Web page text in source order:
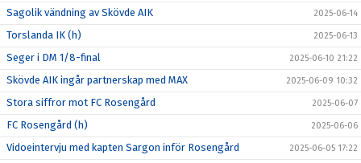
Sagolik vändning av Skövde AIK 2025-06-14
Torslanda IK (h) 2025-06-13
Seger i DM 1/8-final 2025-06-10 21:22
Skövde AIK ingår partnerskap med MAX 2025-06-09 10:32
Stora siffror mot FC Rosengård 2025-06-07
FC Rosengård (h) 2025-06-06
Vidoeintervju med kapten Sargon inför Rosengård 2025-06-05 17:22